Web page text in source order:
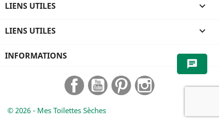
chat
LIENS UTILES 
LIENS UTILES 
INFORMATIONS
FacebookYouTubePinterest
© 2026 - Mes Toilettes Sèches